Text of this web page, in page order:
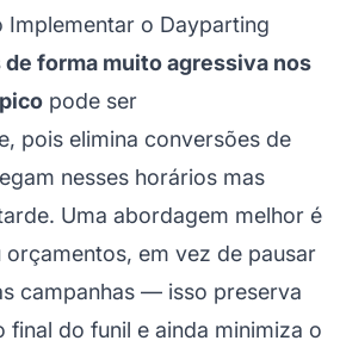
Implementar o Dayparting
de forma muito agressiva nos
pode ser
pois elimina conversões de
nesses horários mas
Uma abordagem melhor é
orçamentos, em vez de pausar
campanhas — isso preserva
final do funil e ainda minimiza o